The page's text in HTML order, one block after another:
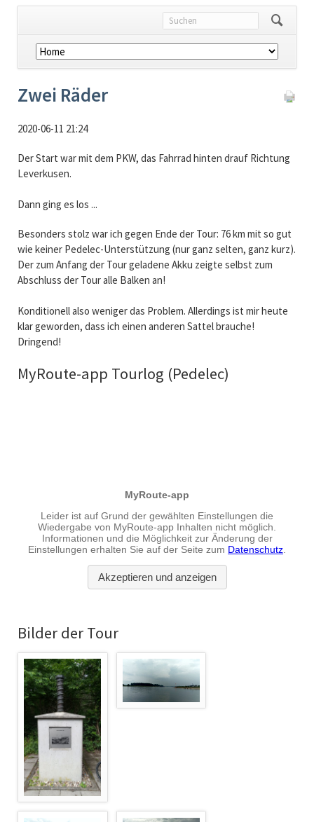
Navigation
überspringen
Zwei Räder
2020-06-11 21:24
Der Start war mit dem PKW, das Fahrrad hinten drauf Richtung
Leverkusen.
Dann ging es los ...
Besonders stolz war ich gegen Ende der Tour: 76 km mit so gut
wie keiner Pedelec-Unterstützung (nur ganz selten, ganz kurz).
Der zum Anfang der Tour geladene Akku zeigte selbst zum
Abschluss der Tour alle Balken an!
Konditionell also weniger das Problem. Allerdings ist mir heute
klar geworden, dass ich einen anderen Sattel brauche!
Dringend!
MyRoute-app Tourlog (Pedelec)
Bilder der Tour